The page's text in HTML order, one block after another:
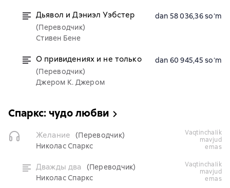
Дьявол и Дэниэл Уэбстер
(Переводчик)
Стивен Бене
dan 58 036,36 soʻm
О привидениях и не только
(Переводчик)
Джером К. Джером
dan 60 945,45 soʻm
Спаркс: чудо любви
Желание
(Переводчик)
Николас Спаркс
vaqtinchalik
mavjud
emas
Дважды два
(Переводчик)
Николас Спаркс
vaqtinchalik
mavjud
emas